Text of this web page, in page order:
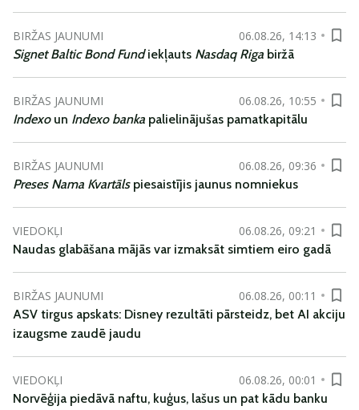
BIRŽAS JAUNUMI
06.08.26, 14:13
Signet Baltic Bond Fundiekļauts Nasdaq Riga biržā
BIRŽAS JAUNUMI
06.08.26, 10:55
Indexoun Indexo banka palielinājušas pamatkapitālu
BIRŽAS JAUNUMI
06.08.26, 09:36
Preses Nama Kvartāls piesaistījis jaunus nomniekus
VIEDOKĻI
06.08.26, 09:21
Naudas glabāšana mājās var izmaksāt simtiem eiro gadā
BIRŽAS JAUNUMI
06.08.26, 00:11
ASV tirgus apskats: Disney rezultāti pārsteidz, bet AI akciju
izaugsme zaudē jaudu
VIEDOKĻI
06.08.26, 00:01
Norvēģija piedāvā naftu, kuģus, lašus un pat kādu banku